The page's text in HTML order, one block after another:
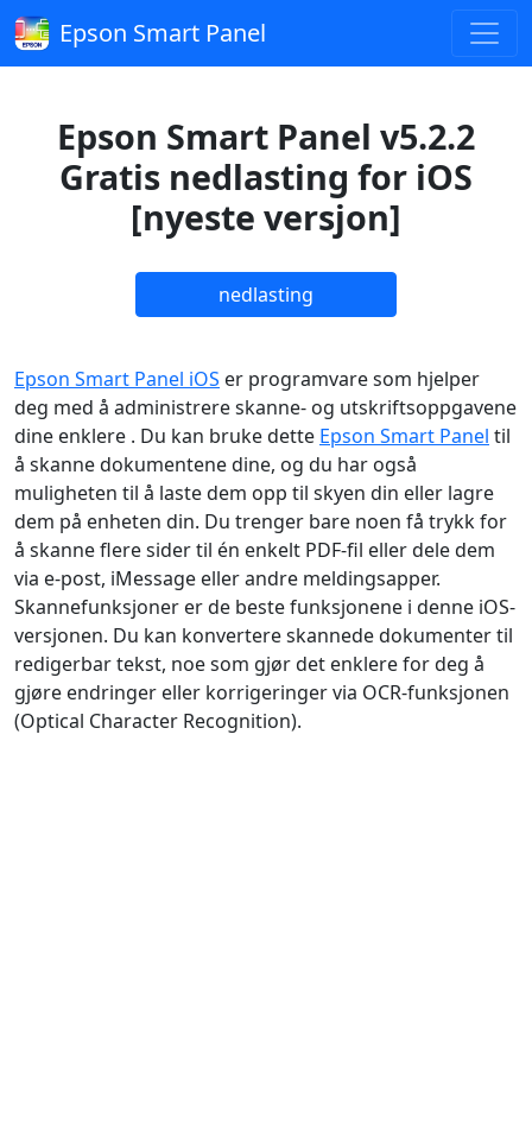
Epson Smart Panel
Epson Smart Panel v5.2.2
Gratis nedlasting for iOS
[nyeste versjon]
nedlasting
Epson Smart Panel iOS er programvare som hjelper
deg med å administrere skanne- og utskriftsoppgavene
dine enklere . Du kan bruke dette Epson Smart Panel til
å skanne dokumentene dine, og du har også
muligheten til å laste dem opp til skyen din eller lagre
dem på enheten din. Du trenger bare noen få trykk for
å skanne flere sider til én enkelt PDF-fil eller dele dem
via e-post, iMessage eller andre meldingsapper.
Skannefunksjoner er de beste funksjonene i denne iOS-
versjonen. Du kan konvertere skannede dokumenter til
redigerbar tekst, noe som gjør det enklere for deg å
gjøre endringer eller korrigeringer via OCR-funksjonen
(Optical Character Recognition).